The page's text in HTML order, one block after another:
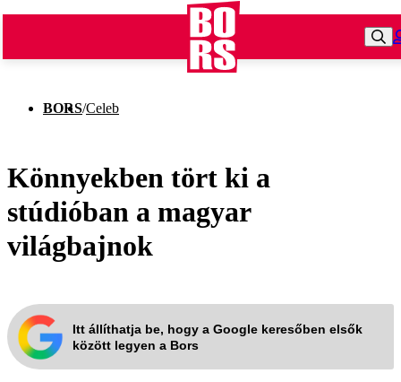
BORS/Celeb
Könnyekben tört ki a
stúdióban a magyar
világbajnok
Itt állíthatja be, hogy a Google keresőben elsők
között legyen a Bors